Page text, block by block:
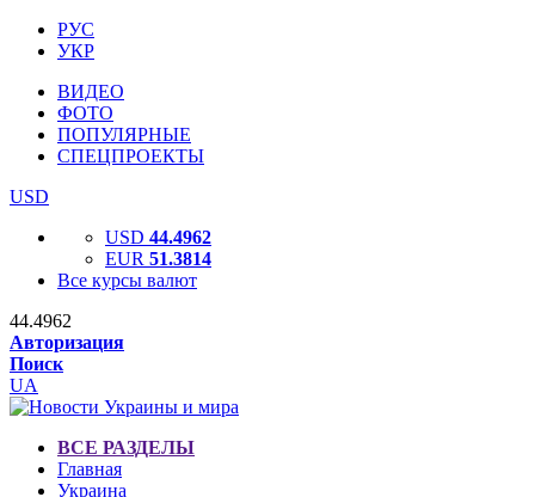
РУС
УКР
ВИДЕО
ФОТО
ПОПУЛЯРНЫЕ
СПЕЦПРОЕКТЫ
USD
USD 44.4962
EUR 51.3814
Все курсы валют
44.4962
Авторизация
Поиск
UA
ВСЕ РАЗДЕЛЫ
Главная
Украина